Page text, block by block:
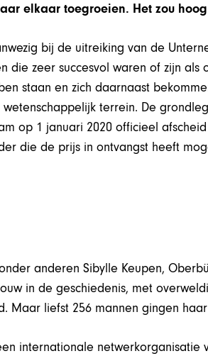
elkaar toegroeien. Het zou
bij de uitreiking van de
die zeer succesvol waren of zijn als
staan en zich daarnaast
terrein. De
op 1 januari 2020 officieel
die de prijs in ontvangst heeft
anderen Sibylle Keupen,
in de geschiedenis, met
Maar liefst 256 mannen gingen
internationale netwerkorganisatie